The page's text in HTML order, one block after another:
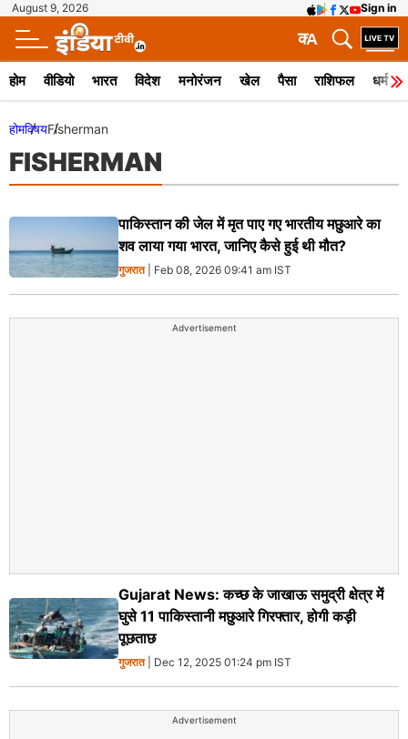
August 9, 2026 Sign in
A
क
होम वीडियो भारत विदेश मनोरंजन खेल पैसा राशिफल धर्म
होमविषयFisherman
FISHERMAN
पाकिस्तान की जेल में मृत पाए गए भारतीय मछुआरे का
शव लाया गया भारत, जानिए कैसे हुई थी मौत?
गुजरात| Feb 08, 2026 09:41 am IST
Advertisement
Gujarat News: कच्छ के जाखाऊ समुद्री क्षेत्र में
घुसे 11 पाकिस्तानी मछुआरे गिरफ्तार, होगी कड़ी
पूछताछ
गुजरात| Dec 12, 2025 01:24 pm IST
Advertisement